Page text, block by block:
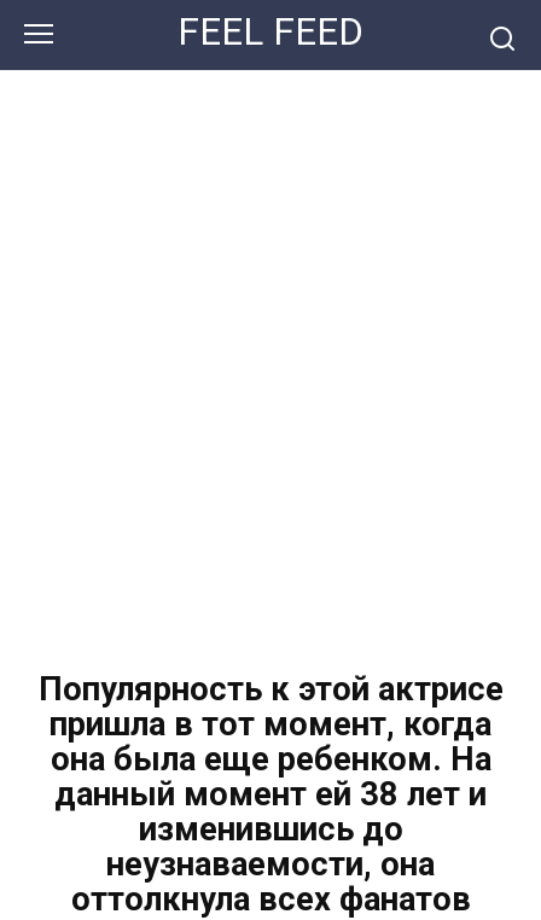
контенту
FEEL FEED
Популярность к этой актрисе
пришла в тот момент, когда
она была еще ребенком. На
данный момент ей 38 лет и
изменившись до
неузнаваемости, она
оттолкнула всех фанатов